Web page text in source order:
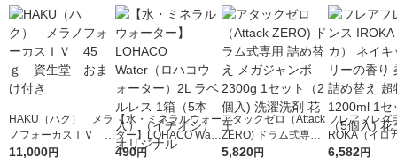
HAKU（ハク） メラ
ノフォーカスＩＶ 4
5ｇ 資生堂 おまけ
11,000円
【水・ミネラルウォー
ター】LOHACO Wate
r（ロハコウォータ
490円
アタックゼロ（Attack
ZERO) ドラム式専用
詰め替え メガジャン
5,820円
フレアフレグ
ROKA（イロ
イキッドリリ
6,582円